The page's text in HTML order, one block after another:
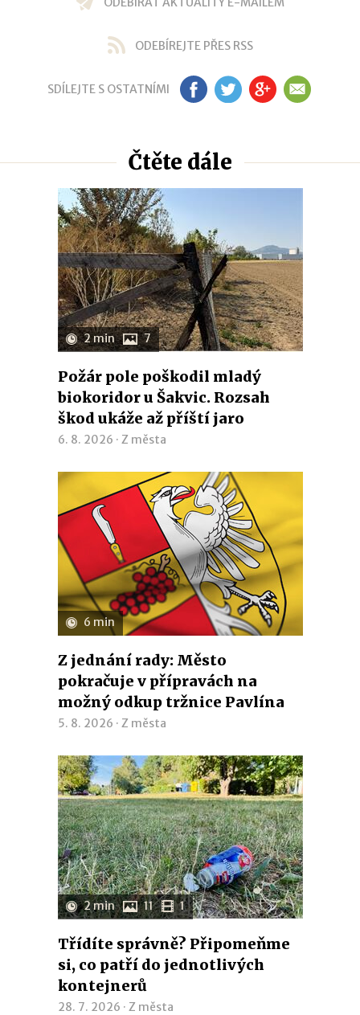
ODEBÍREJTE PŘES RSS
SDÍLEJTE S OSTATNÍMI FB TW GP EM
Čtěte dále
2 min 7
Požár pole poškodil mladý
biokoridor u Šakvic. Rozsah
škod ukáže až příští jaro
6. 8. 2026 · Z města
6 min
Z jednání rady: Město
pokračuje v přípravách na
možný odkup tržnice Pavlína
5. 8. 2026 · Z města
2 min 11 1
Třídíte správně? Připomeňme
si, co patří do jednotlivých
kontejnerů
28. 7. 2026 · Z města